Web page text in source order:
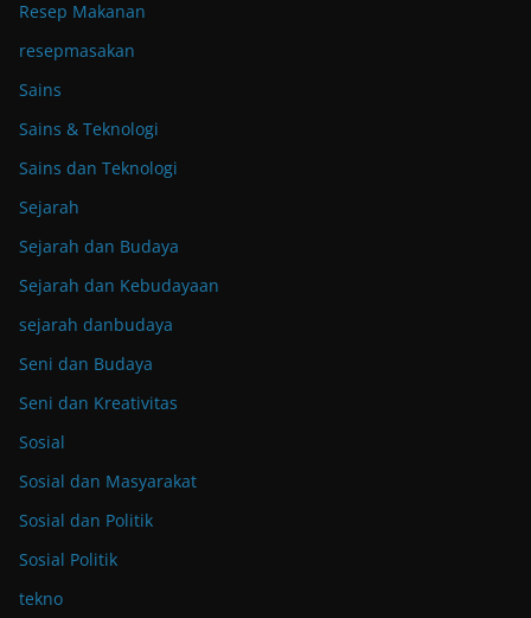
Resep Makanan
resepmasakan
Sains
Sains & Teknologi
Sains dan Teknologi
Sejarah
Sejarah dan Budaya
Sejarah dan Kebudayaan
sejarah danbudaya
Seni dan Budaya
Seni dan Kreativitas
Sosial
Sosial dan Masyarakat
Sosial dan Politik
Sosial Politik
tekno